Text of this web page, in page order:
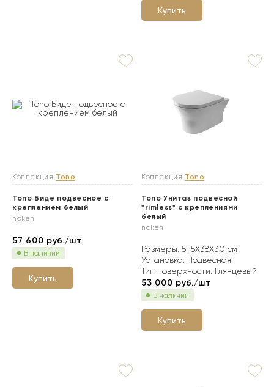
Купить
Коллекция Tono
Tono Биде подвесное с
креплением белый
noken
57 600 руб./шт
В наличии
Купить
Коллекция Tono
Tono Унитаз подвесной
"rimless" с креплениями
белый
noken
Размеры: 51.5X38X30 см
Установка: Подвесная
Тип поверхности: Глянцевый
53 000 руб./шт
В наличии
Купить